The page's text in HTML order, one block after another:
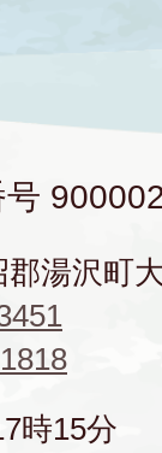
号
湯沢町
時15分